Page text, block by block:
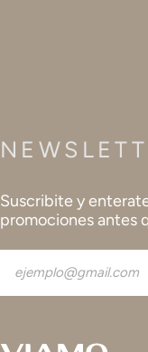
Suscribite y
promociones antes